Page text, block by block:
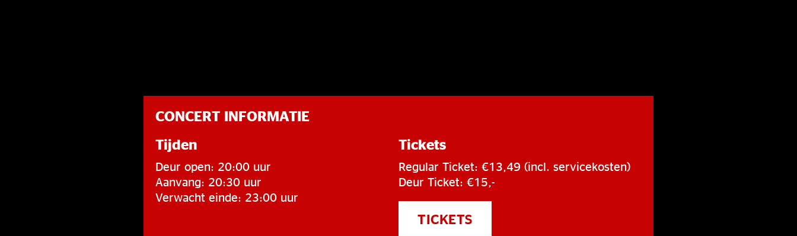
CONCERT INFORMATIE
Tijden
Deur open: 20:00 uur
Aanvang: 20:30 uur
Verwacht einde: 23:00 uur
Tickets
Regular Ticket: €13,49 (incl. servicekosten)
Deur Ticket: €15,-
TICKETS